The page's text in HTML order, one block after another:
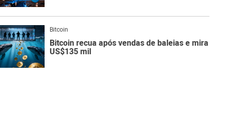
Bitcoin
Bitcoin recua após vendas de baleias e mira
US$135 mil